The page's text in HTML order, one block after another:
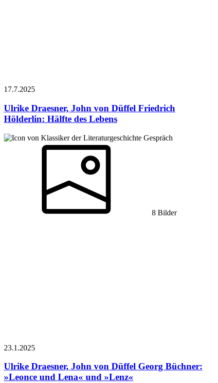
17.7.2025
Ulrike Draesner, John von Düffel Friedrich
Hölderlin: Hälfte des Lebens
Gespräch
8 Bilder
23.1.2025
Ulrike Draesner, John von Düffel Georg Büchner:
»Leonce und Lena« und »Lenz«